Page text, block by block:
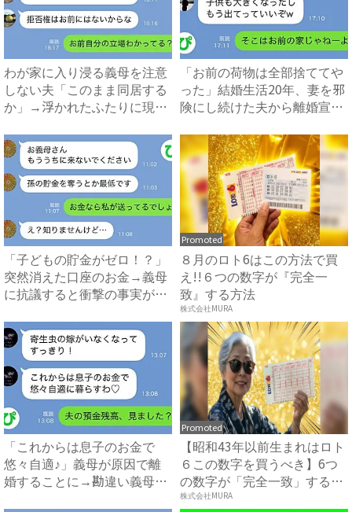
わが家に入り浸る義母を注意
しない夫「このまま同居する
か」→浮かれたふたりに現実
「お前の荷物は全部捨ててや
った」結婚生活20年、妻を邪
険にし続けた夫から離婚宣
「子どもの貯金がゼロ！？」
突然消えた口座のお金→義母
に抗議すると衝撃の事実が判
Promoted
８月のロト6はこの方法で買
え!!６つの数字が『完全一
致』する方法
株式会社MURA
「これからは息子のお金で
悠々自適♪」義母が原因で離
婚することに→勘違い義母に
Promoted
【昭和43年以前生まれはロト
６この数字を買うべき】6つ
の数字が「完全一致」する
方...
株式会社MURA